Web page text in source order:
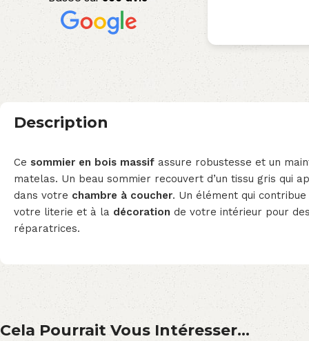
Description
Ce sommier en bois massif assure robustesse et un
matelas. Un beau sommier recouvert d’un tissu gris qui
dans votre chambre à coucher. Un élément qui
votre literie et à la décoration de votre intérieur pour
réparatrices.
Cela Pourrait Vous Intéresser...